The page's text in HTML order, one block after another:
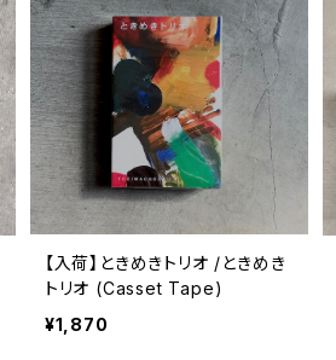
【入荷】ときめきトリオ /ときめき
トリオ (Casset Tape)
¥1,870